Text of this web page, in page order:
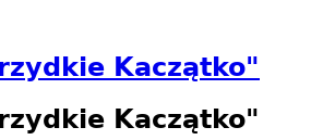
Kaczątko"
Kaczątko"